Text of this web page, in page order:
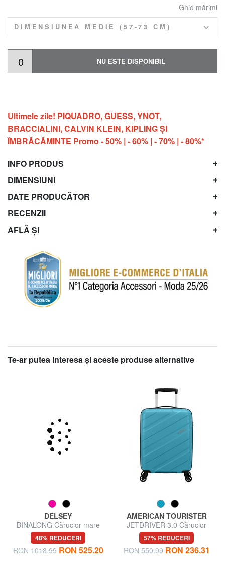
Ghid mărimi
DIMENSIUNEA MEDIE (57-73 CM)
NU ESTE DISPONIBIL
Ultimele zile! PIQUADRO, GUESS, YNOT,
BRACCIALINI, CALVIN KLEIN, KIPLING ŞI
ÎMBRĂCĂMINTE Promo - 50% | - 60% | - 70% | - 80%*
INFO PRODUS
DIMENSIUNI
DATE PRODUCĂTOR
RECENZII
AFLĂ ȘI
Te-ar putea interesa şi aceste produse alternative
DELSEY
BINALONG Cărucior mare
48% REDUCERI
RON 1018.99 RON 525.20
AMERICAN TOURISTER
JETDRIVER 3.0 Cărucior
pentru bagaje de mână
57% REDUCERI
RON 550.99 RON 236.31